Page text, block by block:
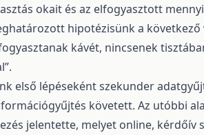
okait és az elfogyasztott
hipotézisünk a következő
kávét, nincsenek
első lépéseként szekunder
követett. Az utóbbi
jelentette, melyet online, kérdőív